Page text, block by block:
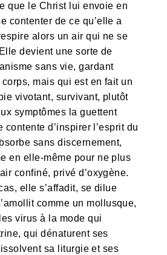
que le Christ lui envoie en
contenter de ce qu’elle a
alors un air qui ne se
devient une sorte de
sans vie, gardant
corps, mais qui est en fait un
vivotant, survivant, plutôt
symptômes la guettent
d’inspirer l’esprit du
sans discernement,
en elle-même pour ne plus
confiné, privé d’oxygène.
elle s’affadit, se dilue
comme un mollusque,
virus à la mode qui
qui dénaturent ses
sa liturgie et ses